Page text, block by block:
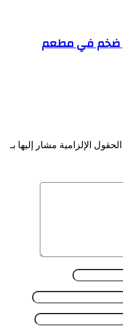
ضخم في مطعم
الحقول الإلزامية مشار إليها بـ